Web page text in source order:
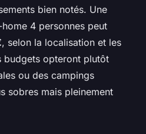
bien notés. Une
4 personnes peut
, selon la localisation et les
budgets opteront plutôt
ou des campings
sobres mais pleinement